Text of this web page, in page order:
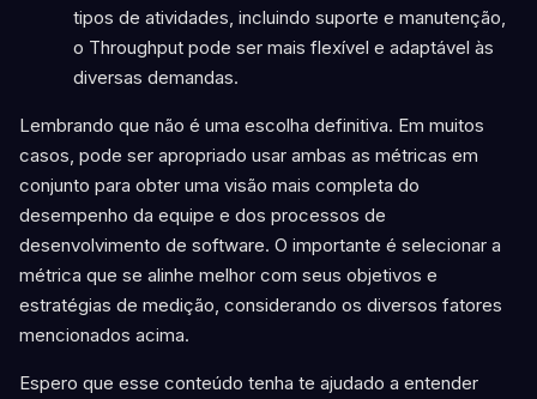
tipos de atividades, incluindo suporte e manutenção,
o Throughput pode ser mais flexível e adaptável às
diversas demandas.
Lembrando que não é uma escolha definitiva. Em muitos
casos, pode ser apropriado usar ambas as métricas em
conjunto para obter uma visão mais completa do
desempenho da equipe e dos processos de
desenvolvimento de software. O importante é selecionar a
métrica que se alinhe melhor com seus objetivos e
estratégias de medição, considerando os diversos fatores
mencionados acima.
Espero que esse conteúdo tenha te ajudado a entender